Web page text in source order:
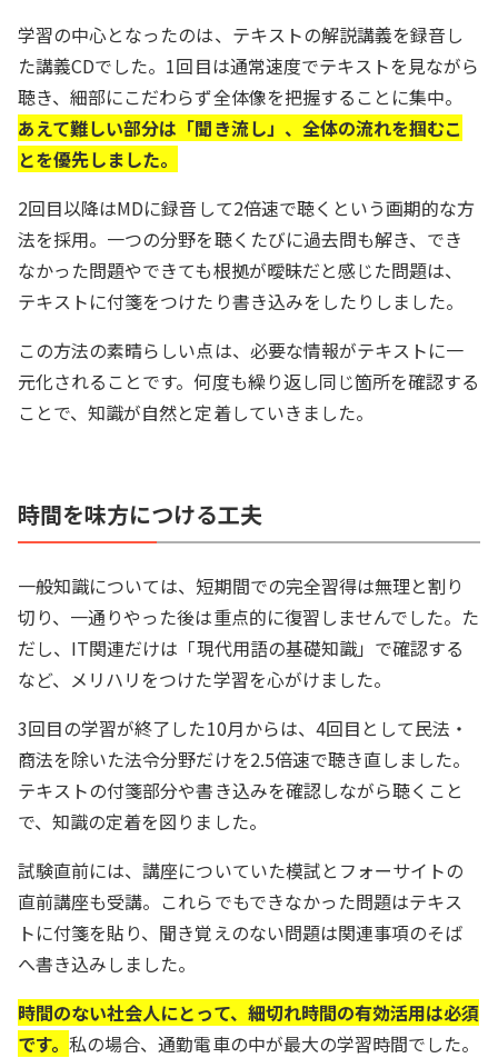
学習の中心となったのは、テキストの解説講義を録音し
た講義CDでした。1回目は通常速度でテキストを見ながら
聴き、細部にこだわらず全体像を把握することに集中。
あえて難しい部分は「聞き流し」、全体の流れを掴むこ
とを優先しました。
2回目以降はMDに録音して2倍速で聴くという画期的な方
法を採用。一つの分野を聴くたびに過去問も解き、でき
なかった問題やできても根拠が曖昧だと感じた問題は、
テキストに付箋をつけたり書き込みをしたりしました。
この方法の素晴らしい点は、必要な情報がテキストに一
元化されることです。何度も繰り返し同じ箇所を確認する
ことで、知識が自然と定着していきました。
時間を味方につける工夫
一般知識については、短期間での完全習得は無理と割り
切り、一通りやった後は重点的に復習しませんでした。た
だし、IT関連だけは「現代用語の基礎知識」で確認する
など、メリハリをつけた学習を心がけました。
3回目の学習が終了した10月からは、4回目として民法・
商法を除いた法令分野だけを2.5倍速で聴き直しました。
テキストの付箋部分や書き込みを確認しながら聴くこと
で、知識の定着を図りました。
試験直前には、講座についていた模試とフォーサイトの
直前講座も受講。これらでもできなかった問題はテキス
トに付箋を貼り、聞き覚えのない問題は関連事項のそば
へ書き込みしました。
時間のない社会人にとって、細切れ時間の有効活用は必須
です。私の場合、通勤電車の中が最大の学習時間でした。